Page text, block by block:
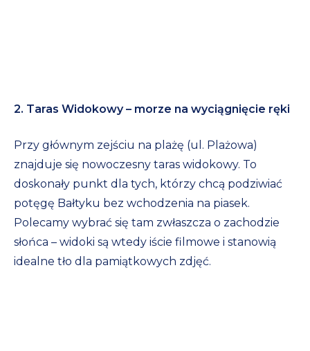
2. Taras Widokowy – morze na wyciągnięcie ręki
Przy głównym zejściu na plażę (ul. Plażowa)
znajduje się nowoczesny taras widokowy. To
doskonały punkt dla tych, którzy chcą podziwiać
potęgę Bałtyku bez wchodzenia na piasek.
Polecamy wybrać się tam zwłaszcza o zachodzie
słońca – widoki są wtedy iście filmowe i stanowią
idealne tło dla pamiątkowych zdjęć.